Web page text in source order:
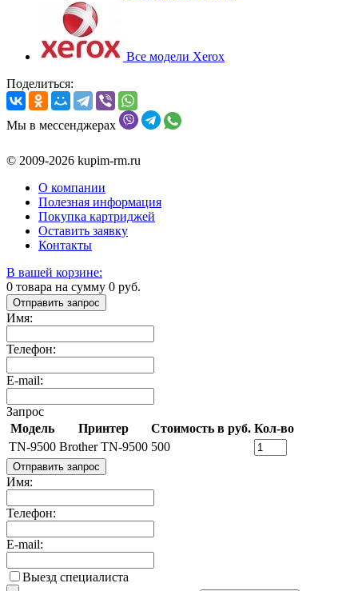
Все модели Xerox
Поделиться:
Мы в мессенджерах
© 2009-2026 kupim-rm.ru
О компании
Полезная информация
Покупка картриджей
Оставить заявку
Контакты
В вашей корзине:
0 товара на сумму 0 руб.
Отправить запрос
Имя:
Телефон:
E-mail:
Запрос
Модель
Принтер Стоимость в руб. Кол-во
TN-9500 Brother TN-9500 500
Отправить запрос
Имя:
Телефон:
E-mail:
Выезд специалиста